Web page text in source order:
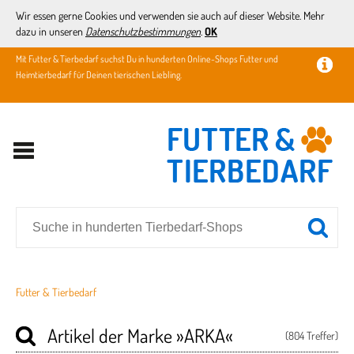
Wir essen gerne Cookies und verwenden sie auch auf dieser Website. Mehr
dazu in unseren Datenschutzbestimmungen. OK
Mit Futter & Tierbedarf suchst Du in hunderten Online-Shops Futter und
Heimtierbedarf für Deinen tierischen Liebling.
Futter & Tierbedarf
(804 Treffer)
Artikel der Marke»ARKA«